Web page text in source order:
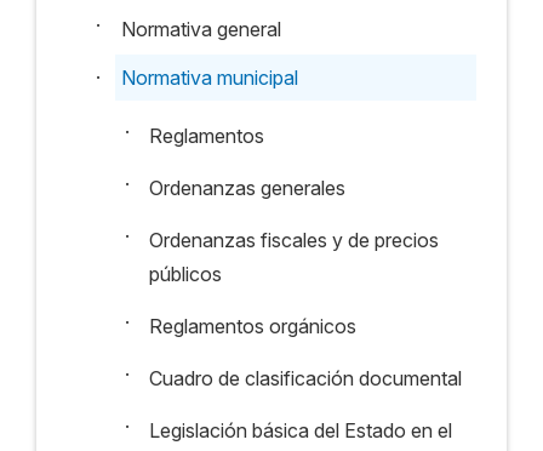
·
Normativa general
·
Normativa municipal
·
Reglamentos
·
Ordenanzas generales
·
Ordenanzas fiscales y de precios
públicos
·
Reglamentos orgánicos
·
Cuadro de clasificación documental
·
Legislación básica del Estado en el